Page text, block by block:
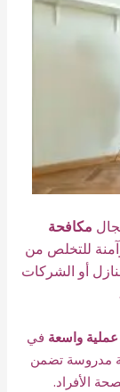
مكافحة
للتخلص من
أو الشركات
واسعة في
مدروسة تضمن
الأفراد.